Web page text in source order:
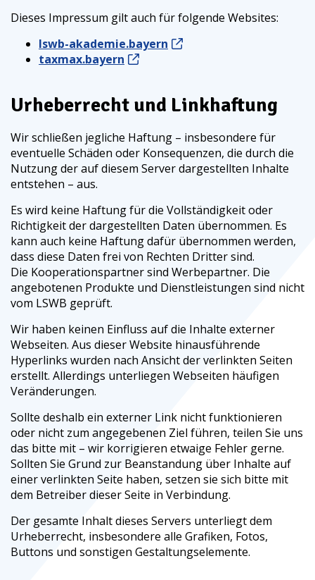
Dieses Impressum gilt auch für folgende Websites:
lswb-akademie.bayern
taxmax.bayern
Urheberrecht und Linkhaftung
Wir schließen jegliche Haftung – insbesondere für
eventuelle Schäden oder Konsequenzen, die durch die
Nutzung der auf diesem Server dargestellten Inhalte
entstehen – aus.
Es wird keine Haftung für die Vollständigkeit oder
Richtigkeit der dargestellten Daten übernommen. Es
kann auch keine Haftung dafür übernommen werden,
dass diese Daten frei von Rechten Dritter sind.
Die Kooperationspartner sind Werbepartner. Die
angebotenen Produkte und Dienstleistungen sind nicht
vom LSWB geprüft.
Wir haben keinen Einfluss auf die Inhalte externer
Webseiten. Aus dieser Website hinausführende
Hyperlinks wurden nach Ansicht der verlinkten Seiten
erstellt. Allerdings unterliegen Webseiten häufigen
Veränderungen.
Sollte deshalb ein externer Link nicht funktionieren
oder nicht zum angegebenen Ziel führen, teilen Sie uns
das bitte mit – wir korrigieren etwaige Fehler gerne.
Sollten Sie Grund zur Beanstandung über Inhalte auf
einer verlinkten Seite haben, setzen sie sich bitte mit
dem Betreiber dieser Seite in Verbindung.
Der gesamte Inhalt dieses Servers unterliegt dem
Urheberrecht, insbesondere alle Grafiken, Fotos,
Buttons und sonstigen Gestaltungselemente.